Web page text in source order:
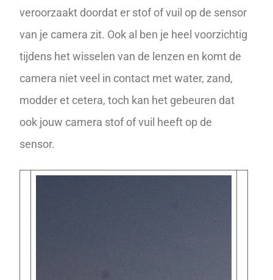
veroorzaakt doordat er stof of vuil op de sensor
van je camera zit. Ook al ben je heel voorzichtig
tijdens het wisselen van de lenzen en komt de
camera niet veel in contact met water, zand,
modder et cetera, toch kan het gebeuren dat
ook jouw camera stof of vuil heeft op de
sensor.